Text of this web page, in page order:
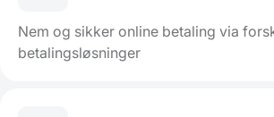
Nem og sikker online betaling via
betalingsløsninger